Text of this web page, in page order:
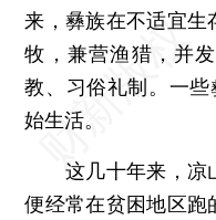
来，彝族在不适宜生
牧，兼营渔猎，并
教、习俗礼制。一些
始生活。
这几十年来，凉
便经常在贫困地区跑